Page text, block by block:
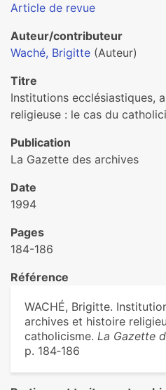
Article de revue
Auteur/contributeur
Waché, Brigitte (Auteur)
Titre
Institutions ecclésiastiques,
religieuse : le cas du
Publication
La Gazette des archives
Date
1994
Pages
184-186
Référence
WACHÉ, Brigitte.
archives et histoire
catholicisme. La Gazette
p. 184‑186